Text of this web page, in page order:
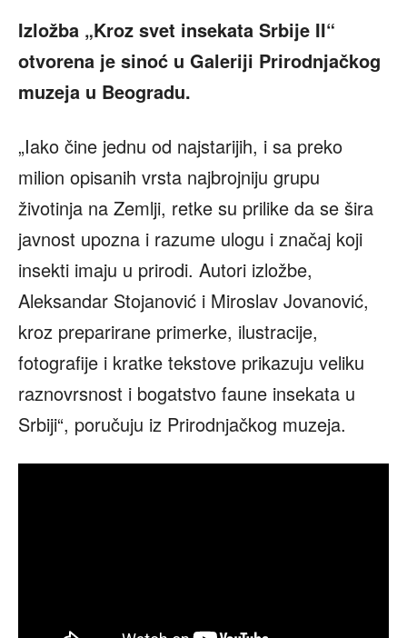
Izložba „Kroz svet insekata Srbije II“
otvorena je sinoć u Galeriji Prirodnjačkog
muzeja u Beogradu.
„Iako čine jednu od najstarijih, i sa preko
milion opisanih vrsta najbrojniju grupu
životinja na Zemlji, retke su prilike da se šira
javnost upozna i razume ulogu i značaj koji
insekti imaju u prirodi. Autori izložbe,
Aleksandar Stojanović i Miroslav Jovanović,
kroz preparirane primerke, ilustracije,
fotografije i kratke tekstove prikazuju veliku
raznovrsnost i bogatstvo faune insekata u
Srbiji“, poručuju iz Prirodnjačkog muzeja.